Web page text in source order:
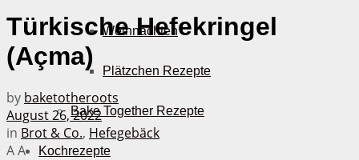
Weihnachten
Plätzchen Rezepte
Bake Together Rezepte
Kochrezepte
Türkische Hefekringel
(Açma)
by baketotheroots
August 26, 2022
in Brot & Co., Hefegebäck
AA